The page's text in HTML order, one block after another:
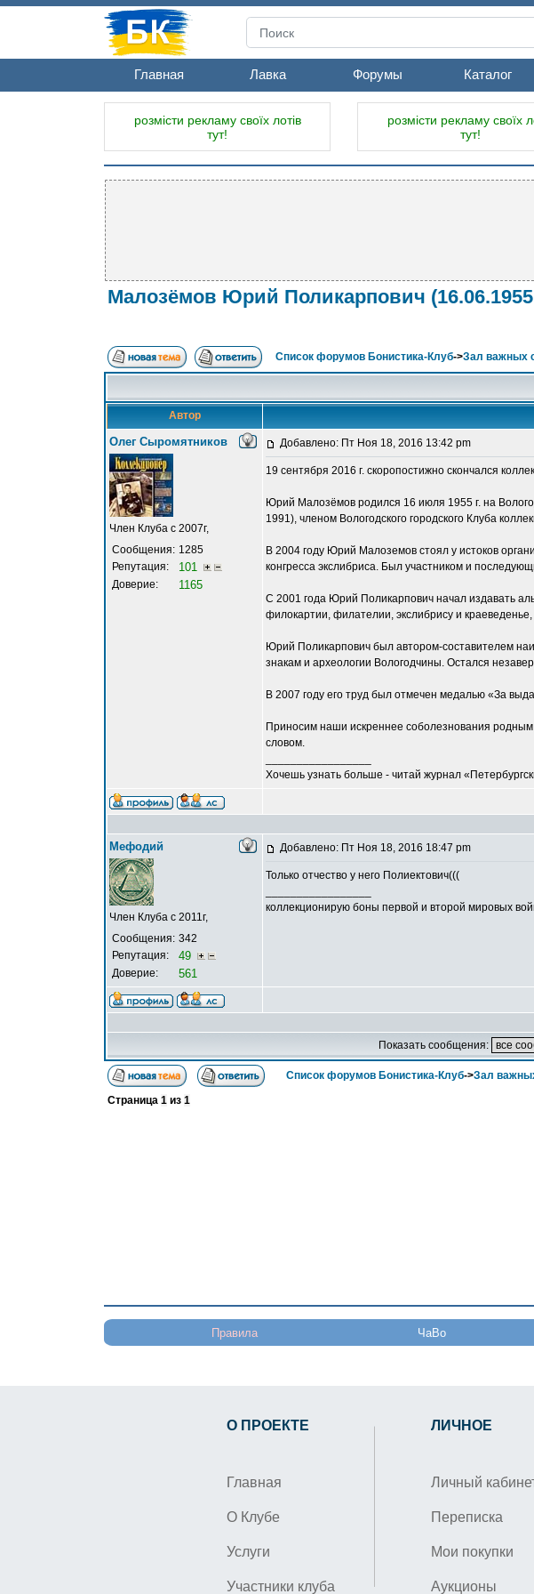
Главная Лавка Форумы Каталог
розмісти рекламу своїх лотів
тут!
розмісти рекламу своїх
тут!
Малозёмов Юрий Поликарпович (16.06.1955
Список форумов Бонистика-Клуб->Зал важных
Автор
Олег Сыромятников
Член Клуба с 2007г,
Сообщения: 1285
Репутация:
101
Доверие: 1165
Добавлено: Пт Ноя 18, 2016 13:42 pm
19 сентября 2016 г. скоропостижно скончался
Юрий Малозёмов родился 16 июля 1955 г. на
1991), членом Вологодского городского Клуба
В 2004 году Юрий Малоземов стоял у истоков
конгресса экслибриса. Был участником и
С 2001 года Юрий Поликарпович начал издавать
филокартии, филателии, экслибрису и
Юрий Поликарпович был автором-составителем
знакам и археологии Вологодчины. Остался
В 2007 году его труд был отмечен медалью «За
Приносим наши искреннее соболезнования
словом.
Хочешь узнать больше - читай журнал
Мефодий
Член Клуба с 2011г,
Сообщения: 342
Репутация:
49
Доверие: 561
Добавлено: Пт Ноя 18, 2016 18:47 pm
Только отчество у него Полиектович(((
коллекционирую боны первой и второй мировых
Показать сообщения:
Список форумов Бонистика-Клуб->Зал
Страница 1 из 1
Правила ЧаВо
О ПРОЕКТЕ
Главная
О Клубе
Услуги
Участники клуба
ЛИЧНОЕ
Личный
Переписка
Мои покупки
Аукционы